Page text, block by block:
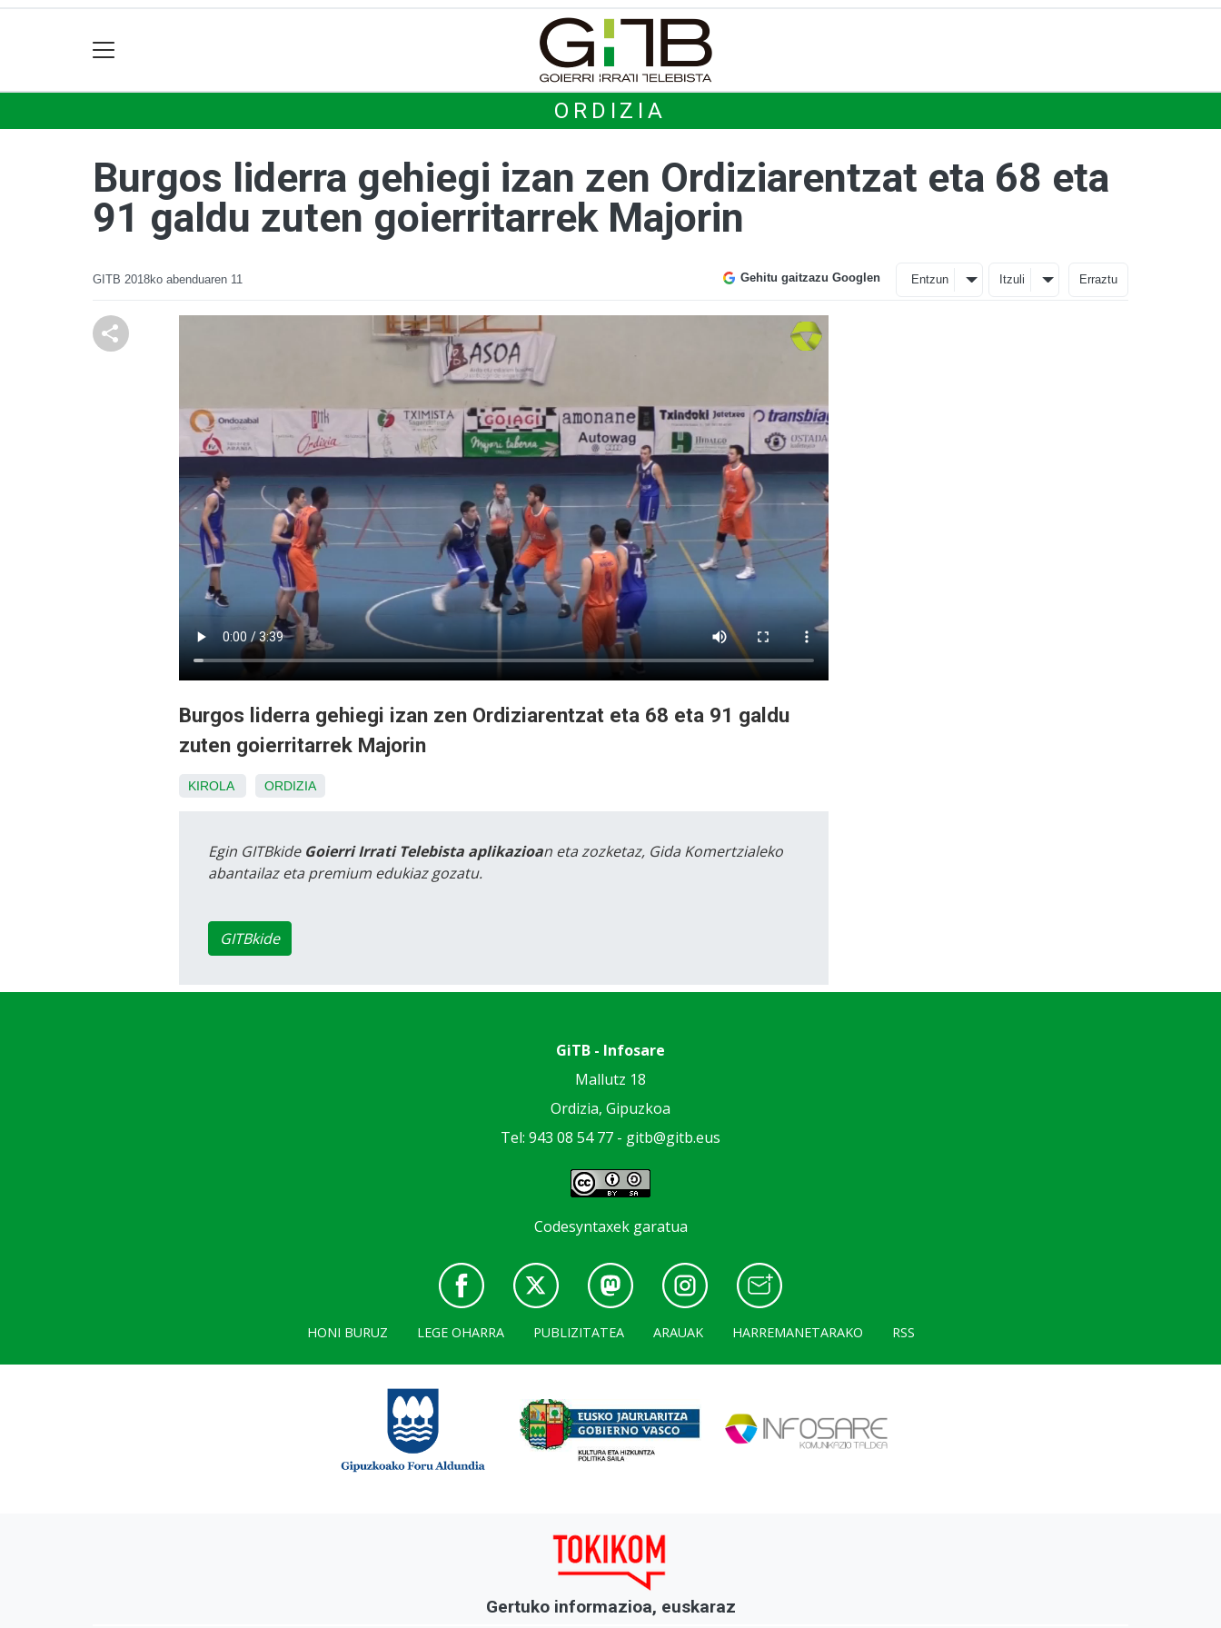
ORDIZIA
Burgos liderra gehiegi izan zen Ordiziarentzat eta 68 eta
91 galdu zuten goierritarrek Majorin
GITB 2018ko abenduaren 11 Gehitu gaitzazu Googlen Entzun Itzuli Erraztu
Burgos liderra gehiegi izan zen Ordiziarentzat eta 68 eta 91 galdu
zuten goierritarrek Majorin
KIROLA ORDIZIA
Egin GITBkide Goierri Irrati Telebista aplikazioan eta zozketaz, Gida Komertzialeko
abantailaz eta premium edukiaz gozatu.
GITBkide
GiTB - Infosare
Mallutz 18
Ordizia, Gipuzkoa
Tel: 943 08 54 77 - gitb@gitb.eus
Codesyntaxek garatua
HONI BURUZ LEGE OHARRA PUBLIZITATEA ARAUAK HARREMANETARAKO RSS
Gertuko informazioa, euskaraz